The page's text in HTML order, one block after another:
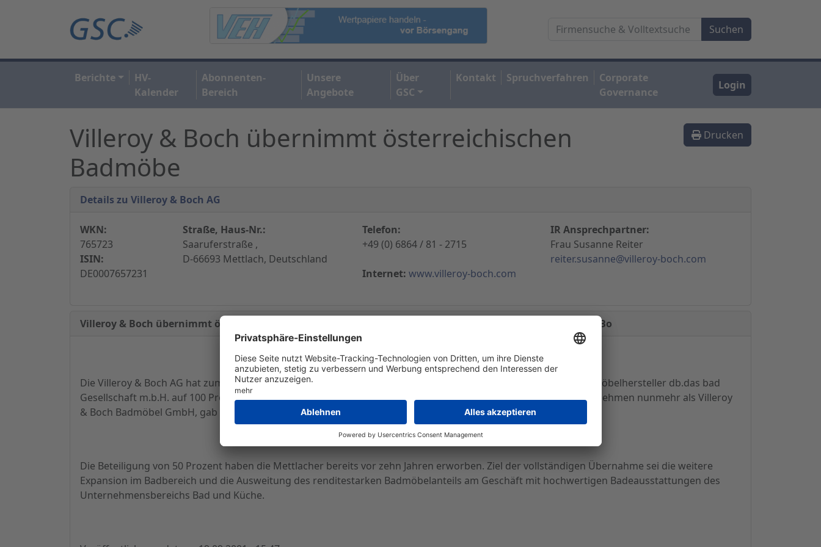
Berichte
HV-
Kalender
Abonnenten-
Bereich
Unsere
Angebote
Über
GSC
Kontakt Spruchverfahren
Corporate
Governance
Login
Drucken
Villeroy & Boch übernimmt österreichischen
Badmöbe
Details zu Villeroy & Boch AG
WKN:
765723
ISIN:
DE0007657231
Straße, Haus-Nr.:
Saaruferstraße ,
D-66693 Mettlach, Deutschland
Telefon:
+49 (0) 6864 / 81 - 2715
Internet: www.villeroy-boch.com
IR Ansprechpartner:
Frau Susanne Reiter
reiter.susanne@villeroy-boch.com
Villeroy & Boch übernimmt österreichischen Badmöbe - Das Unternehmen firmiert nunmehr als Villeroy & Bo
Die Villeroy & Boch AG hat zum 1. September 2001 ihre 50-prozentige Beteiligung an dem österreichischen Badmöbelhersteller db.das bad
Gesellschaft m.b.H. auf 100 Prozent aufgestockt. Im Villeroy & Boch-Konzern firmiere das österreichische Unternehmen nunmehr als Villeroy
& Boch Badmöbel GmbH, gab Villeroy & Boch im Rahmen einer Pressemitteilung bekannt.
Die Beteiligung von 50 Prozent haben die Mettlacher bereits vor zehn Jahren erworben. Ziel der vollständigen Übernahme sei die weitere
Expansion im Badbereich und die Ausweitung des renditestarken Badmöbelanteils am Geschäft mit hochwertigen Badeausstattungen des
Unternehmensbereichs Bad und Küche.